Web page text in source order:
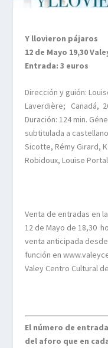
Y llovieron pájaros
12 de Mayo 19,30
Entrada: 3 euros
Dirección y guión:
Laverdière; Canadá,
Duración: 124 min.
subtitulada a
Sicotte, Rémy Girard,
Robidoux, Louise
Venta de entradas en
12 de Mayo de 18,30
venta anticipada
función en
Valey Centro Cultural
El número de
del aforo que en